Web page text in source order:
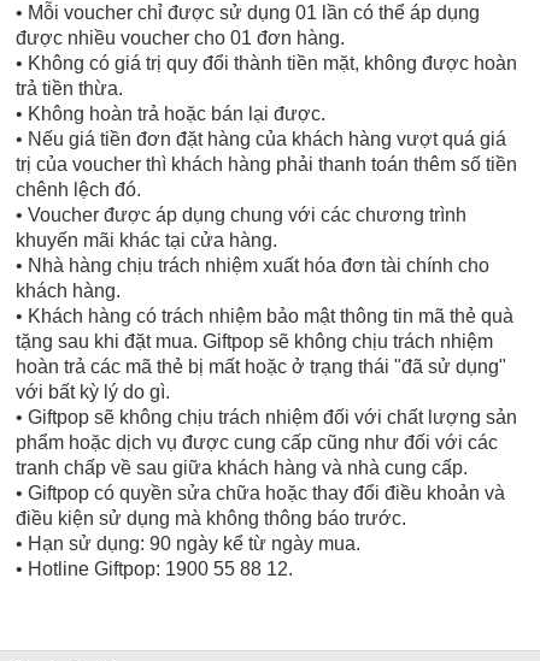
• Mỗi voucher chỉ được sử dụng 01 lần có thể áp dụng
được nhiều voucher cho 01 đơn hàng.
• Không có giá trị quy đổi thành tiền mặt, không được hoàn
trả tiền thừa.
• Không hoàn trả hoặc bán lại được.
• Nếu giá tiền đơn đặt hàng của khách hàng vượt quá giá
trị của voucher thì khách hàng phải thanh toán thêm số tiền
chênh lệch đó.
• Voucher được áp dụng chung với các chương trình
khuyến mãi khác tại cửa hàng.
• Nhà hàng chịu trách nhiệm xuất hóa đơn tài chính cho
khách hàng.
• Khách hàng có trách nhiệm bảo mật thông tin mã thẻ quà
tặng sau khi đặt mua. Giftpop sẽ không chịu trách nhiệm
hoàn trả các mã thẻ bị mất hoặc ở trạng thái "đã sử dụng"
với bất kỳ lý do gì.
• Giftpop sẽ không chịu trách nhiệm đối với chất lượng sản
phẩm hoặc dịch vụ được cung cấp cũng như đối với các
tranh chấp về sau giữa khách hàng và nhà cung cấp.
• Giftpop có quyền sửa chữa hoặc thay đổi điều khoản và
điều kiện sử dụng mà không thông báo trước.
• Hạn sử dụng: 90 ngày kể từ ngày mua.
• Hotline Giftpop: 1900 55 88 12.